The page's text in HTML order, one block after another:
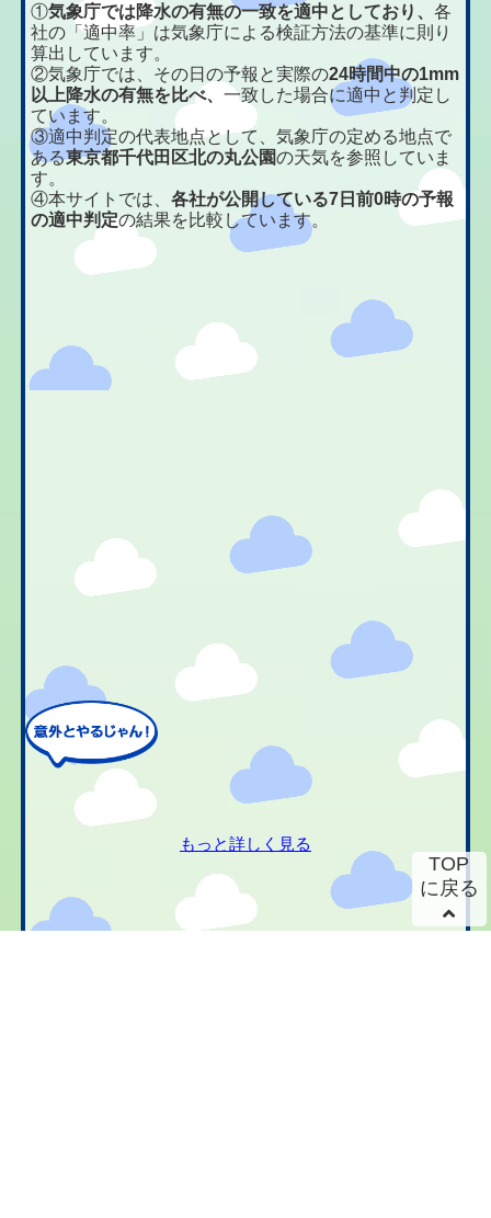
①気象庁では降水の有無の一致を適中としており、各
社の「適中率」は気象庁による検証方法の基準に則り
算出しています。
②気象庁では、その日の予報と実際の24時間中の1mm
以上降水の有無を比べ、一致した場合に適中と判定し
ています。
③適中判定の代表地点として、気象庁の定める地点で
ある東京都千代田区北の丸公園の天気を参照していま
す。
④本サイトでは、各社が公開している7日前0時の予報
の適中判定の結果を比較しています。
もっと詳しく見る
TOP
に戻る